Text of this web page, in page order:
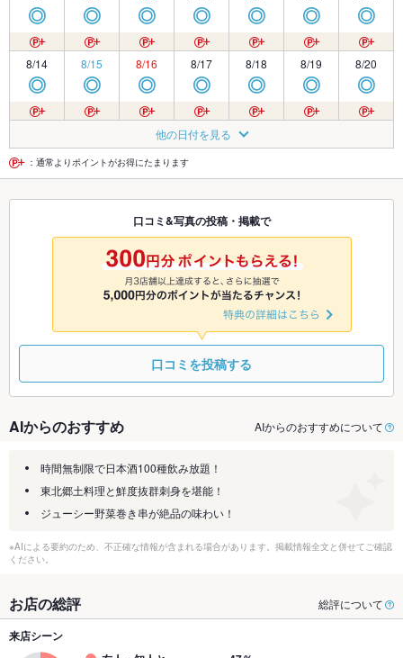
◎ ◎ ◎ ◎ ◎ ◎ ◎
8/14
◎
8/15
◎
8/16
◎
8/17
◎
8/18
◎
8/19
◎
8/20
◎
◎ ◎
8/23
◎
8/24
◎
8/25
◎ ◎ ◎
8/28 8/29 8/30
◎
8/31
◎
9/1
◎
9/2 9/3
9/6
◎
9/7
◎
9/8
◎
他の日付を見る
：通常よりポイントがお得にたまります
口コミ&写真の投稿・掲載で
口コミを投稿する
AIからのおすすめ AIからのおすすめについて
時間無制限で日本酒100種飲み放題！
東北郷土料理と鮮度抜群刺身を堪能！
ジューシー野菜巻き串が絶品の味わい！
※AIによる要約のため、不正確な情報が含まれる場合があります。掲載情報全文と併せてご確認
ください。
お店の総評 総評について
来店シーン